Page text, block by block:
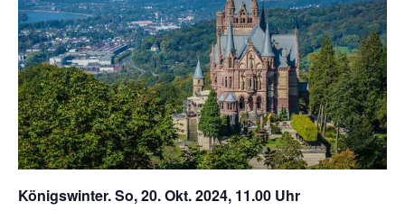
Königswinter. So, 20. Okt. 2024, 11.00 Uhr